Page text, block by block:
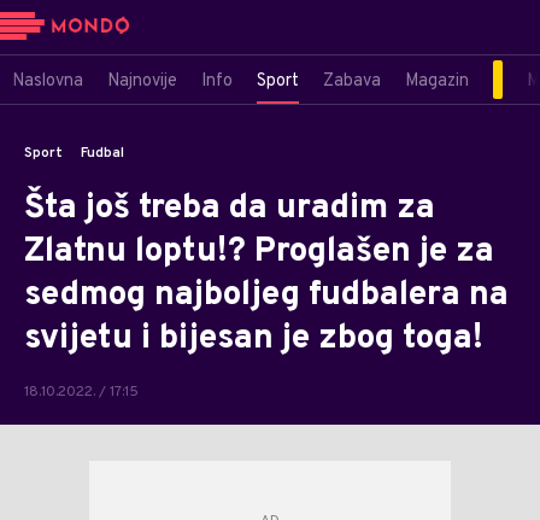
Naslovna Najnovije Info Sport Zabava Magazin
Sport Fudbal
Šta još treba da uradim za
Zlatnu loptu!? Proglašen je za
sedmog najboljeg fudbalera na
svijetu i bijesan je zbog toga!
18.10.2022. / 17:15